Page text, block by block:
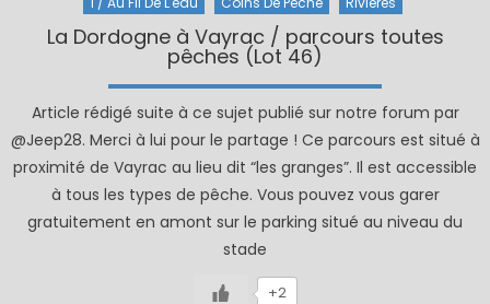
La Dordogne à Vayrac / parcours toutes
pêches (Lot 46)
Article rédigé suite à ce sujet publié sur notre forum par
@Jeep28. Merci à lui pour le partage ! Ce parcours est situé à
proximité de Vayrac au lieu dit “les granges”. Il est accessible
à tous les types de pêche. Vous pouvez vous garer
gratuitement en amont sur le parking situé au niveau du
stade
+2